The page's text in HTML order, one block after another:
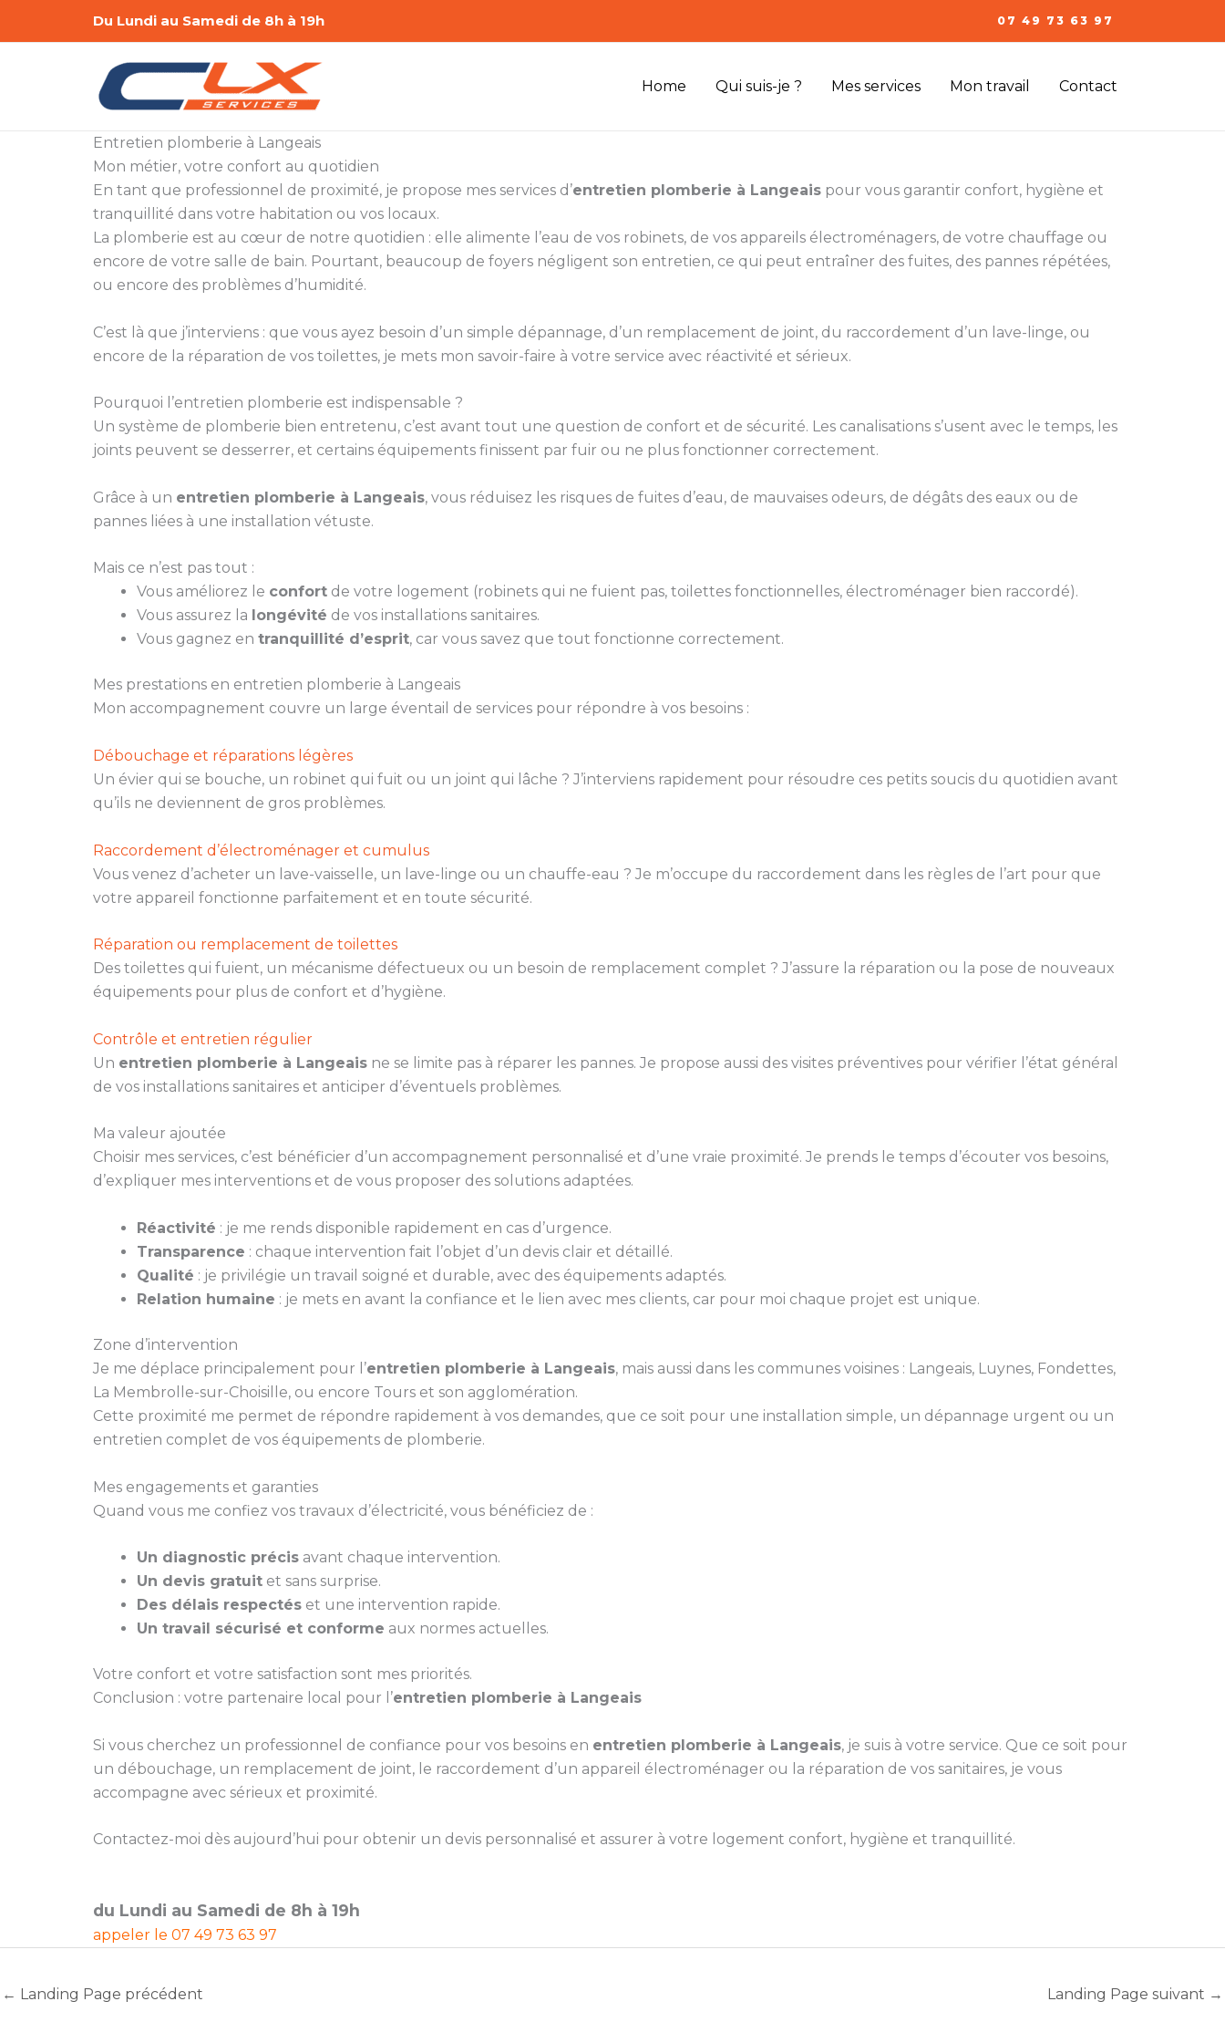
Du Lundi au Samedi de 8h à 19h 07 49 73 63 97
Home Qui suis-je ? Mes services Mon travail Contact
Entretien plomberie à Langeais
Mon métier, votre confort au quotidien
En tant que professionnel de proximité, je propose mes services d’entretien plomberie à Langeais pour vous garantir confort, hygiène et
tranquillité dans votre habitation ou vos locaux.
La plomberie est au cœur de notre quotidien : elle alimente l’eau de vos robinets, de vos appareils électroménagers, de votre chauffage ou
encore de votre salle de bain. Pourtant, beaucoup de foyers négligent son entretien, ce qui peut entraîner des fuites, des pannes répétées,
ou encore des problèmes d’humidité.
C’est là que j’interviens : que vous ayez besoin d’un simple dépannage, d’un remplacement de joint, du raccordement d’un lave-linge, ou
encore de la réparation de vos toilettes, je mets mon savoir-faire à votre service avec réactivité et sérieux.
Pourquoi l’entretien plomberie est indispensable ?
Un système de plomberie bien entretenu, c’est avant tout une question de confort et de sécurité. Les canalisations s’usent avec le temps, les
joints peuvent se desserrer, et certains équipements finissent par fuir ou ne plus fonctionner correctement.
Grâce à un entretien plomberie à Langeais, vous réduisez les risques de fuites d’eau, de mauvaises odeurs, de dégâts des eaux ou de
pannes liées à une installation vétuste.
Mais ce n’est pas tout :
Vous améliorez le confort de votre logement (robinets qui ne fuient pas, toilettes fonctionnelles, électroménager bien raccordé).
Vous assurez la longévité de vos installations sanitaires.
Vous gagnez en tranquillité d’esprit, car vous savez que tout fonctionne correctement.
Mes prestations en entretien plomberie à Langeais
Mon accompagnement couvre un large éventail de services pour répondre à vos besoins :
Débouchage et réparations légères
Un évier qui se bouche, un robinet qui fuit ou un joint qui lâche ? J’interviens rapidement pour résoudre ces petits soucis du quotidien avant
qu’ils ne deviennent de gros problèmes.
Raccordement d’électroménager et cumulus
Vous venez d’acheter un lave-vaisselle, un lave-linge ou un chauffe-eau ? Je m’occupe du raccordement dans les règles de l’art pour que
votre appareil fonctionne parfaitement et en toute sécurité.
Réparation ou remplacement de toilettes
Des toilettes qui fuient, un mécanisme défectueux ou un besoin de remplacement complet ? J’assure la réparation ou la pose de nouveaux
équipements pour plus de confort et d’hygiène.
Contrôle et entretien régulier
Un entretien plomberie à Langeais ne se limite pas à réparer les pannes. Je propose aussi des visites préventives pour vérifier l’état général
de vos installations sanitaires et anticiper d’éventuels problèmes.
Ma valeur ajoutée
Choisir mes services, c’est bénéficier d’un accompagnement personnalisé et d’une vraie proximité. Je prends le temps d’écouter vos besoins,
d’expliquer mes interventions et de vous proposer des solutions adaptées.
Réactivité : je me rends disponible rapidement en cas d’urgence.
Transparence : chaque intervention fait l’objet d’un devis clair et détaillé.
Qualité : je privilégie un travail soigné et durable, avec des équipements adaptés.
Relation humaine : je mets en avant la confiance et le lien avec mes clients, car pour moi chaque projet est unique.
Zone d’intervention
Je me déplace principalement pour l’entretien plomberie à Langeais, mais aussi dans les communes voisines : Langeais, Luynes, Fondettes,
La Membrolle-sur-Choisille, ou encore Tours et son agglomération.
Cette proximité me permet de répondre rapidement à vos demandes, que ce soit pour une installation simple, un dépannage urgent ou un
entretien complet de vos équipements de plomberie.
Mes engagements et garanties
Quand vous me confiez vos travaux d’électricité, vous bénéficiez de :
Un diagnostic précis avant chaque intervention.
Un devis gratuit et sans surprise.
Des délais respectés et une intervention rapide.
Un travail sécurisé et conforme aux normes actuelles.
Votre confort et votre satisfaction sont mes priorités.
Conclusion : votre partenaire local pour l’entretien plomberie à Langeais
Si vous cherchez un professionnel de confiance pour vos besoins en entretien plomberie à Langeais, je suis à votre service. Que ce soit pour
un débouchage, un remplacement de joint, le raccordement d’un appareil électroménager ou la réparation de vos sanitaires, je vous
accompagne avec sérieux et proximité.
Contactez-moi dès aujourd’hui pour obtenir un devis personnalisé et assurer à votre logement confort, hygiène et tranquillité.
du Lundi au Samedi de 8h à 19h
appeler le 07 49 73 63 97
← Landing Page précédent Landing Page suivant →